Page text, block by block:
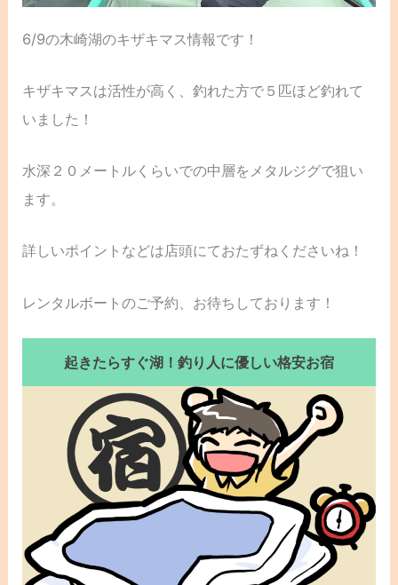
6/9の木崎湖のキザキマス情報です！
キザキマスは活性が高く、釣れた方で５匹ほど釣れて
いました！
水深２０メートルくらいでの中層をメタルジグで狙い
ます。
詳しいポイントなどは店頭にておたずねくださいね！
レンタルボートのご予約、お待ちしております！
起きたらすぐ湖！釣り人に優しい格安お宿